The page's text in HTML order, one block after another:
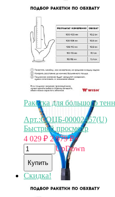
Арт. СОЦБ-00002459
Ракетка для большого
Арт.:СОЦБ-00002457(U)
Быстрый просмотр
4 029 ₽ 2 979₽×
UpDown
Купить
Скидка!